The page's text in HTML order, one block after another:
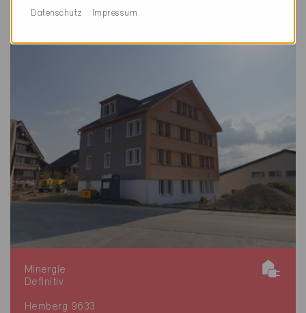
Minergie
Definitiv
Hemberg 9633
Datenschutz Impressum